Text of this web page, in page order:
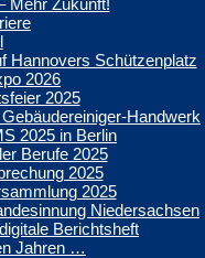
Mehr Zukunft!
Hannovers Schützenplatz
2026
2025
Handwerk
2025 in Berlin
Berufe 2025
2025
2025
Niedersachsen
Berichtsheft
Jahren …